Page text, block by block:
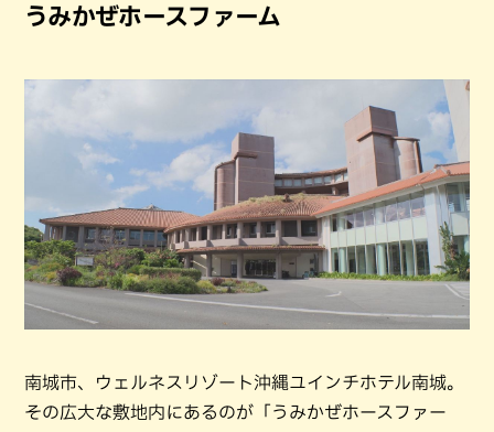
うみかぜホースファーム
南城市、ウェルネスリゾート沖縄ユインチホテル南城。
その広大な敷地内にあるのが「うみかぜホースファー